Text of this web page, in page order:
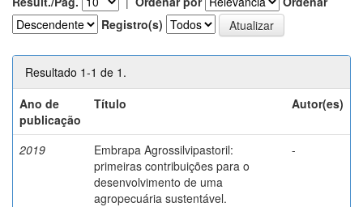
Registro(s)
Resultado 1-1 de 1.
Ano de
publicação
Título Autor(es)
2019
Embrapa Agrossilvipastoril:
primeiras contribuições para o
desenvolvimento de uma
agropecuária sustentável.
-